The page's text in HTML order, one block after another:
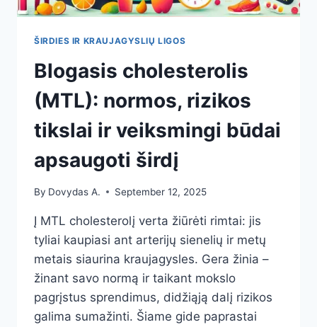
ŠIRDIES IR KRAUJAGYSLIŲ LIGOS
Blogasis cholesterolis
(MTL): normos, rizikos
tikslai ir veiksmingi būdai
apsaugoti širdį
By Dovydas A. September 12, 2025
Į MTL cholesterolį verta žiūrėti rimtai: jis
tyliai kaupiasi ant arterijų sienelių ir metų
metais siaurina kraujagysles. Gera žinia –
žinant savo normą ir taikant mokslo
pagrįstus sprendimus, didžiąją dalį rizikos
galima sumažinti. Šiame gide paprastai